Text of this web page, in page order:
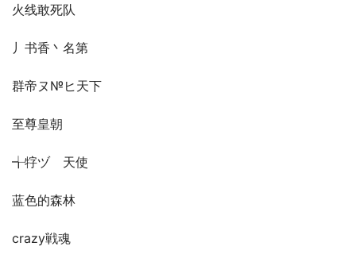
火线敢死队
丿书香丶名第
群帝ヌ№ヒ天下
至尊皇朝
╅牸ヅゞ天使
蓝色的森林
crazy戦魂